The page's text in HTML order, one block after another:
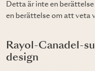
Detta är inte en
en berättelse om att veta
Rayol-Canadel-
design